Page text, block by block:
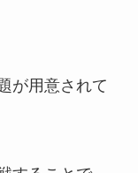
が用意されて